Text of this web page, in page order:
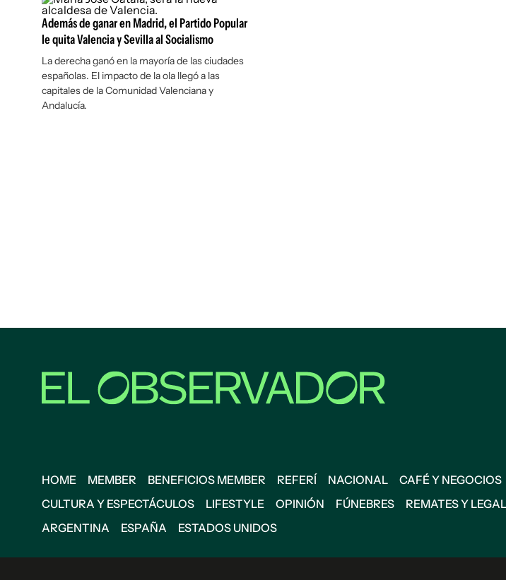
Además de ganar en Madrid, el Partido Popular
le quita Valencia y Sevilla al Socialismo
La derecha ganó en la mayoría de las ciudades
españolas. El impacto de la ola llegó a las
capitales de la Comunidad Valenciana y
Andalucía.
HOME MEMBER BENEFICIOS MEMBER REFERÍ NACIONAL CAFÉ Y NEGOCIOS
CULTURA Y ESPECTÁCULOS
LIFESTYLE OPINIÓN FÚNEBRES REMATES Y
ARGENTINA
ESPAÑA ESTADOS UNIDOS